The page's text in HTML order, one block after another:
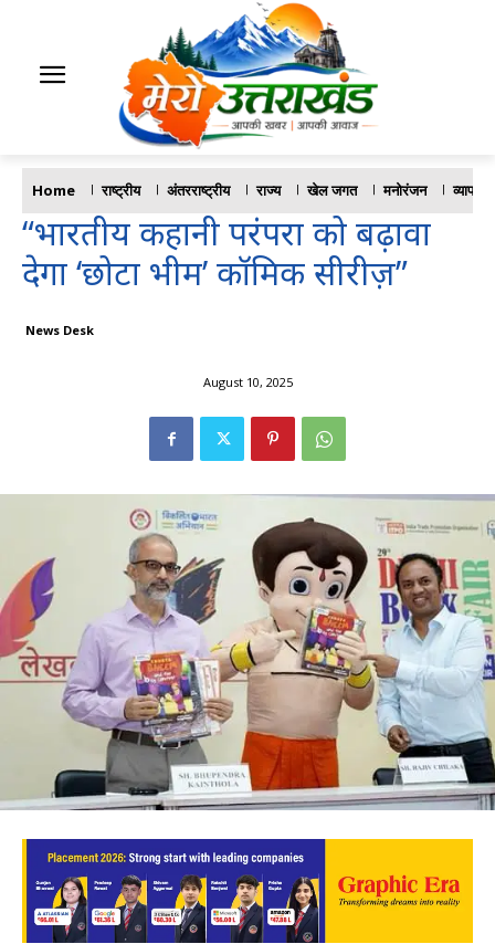
Home राष्ट्रीय अंतरराष्ट्रीय राज्य खेल जगत मनोरंजन व्यापार
“भारतीय कहानी परंपरा को बढ़ावा
देगा ‘छोटा भीम’ कॉमिक सीरीज़”
News Desk
August 10, 2025